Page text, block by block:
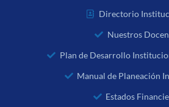
Directorio
Nuestros
Plan de Desarrollo
Manual de Planeación
Estados